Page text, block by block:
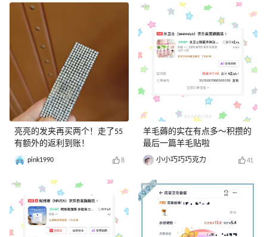
亮亮的发夹再买两个！走了55
有额外的返利到账！
pink1990 8
羊毛薅的实在有点多～积攒的
最后一篇羊毛贴啦
小小巧巧巧克力 41